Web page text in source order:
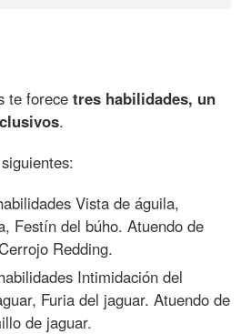
te forecetres habilidades, un
.
Vista de águila,
Festín del búho. Atuendo de
Redding.
Intimidación del
Furia del jaguar. Atuendo de
de jaguar.